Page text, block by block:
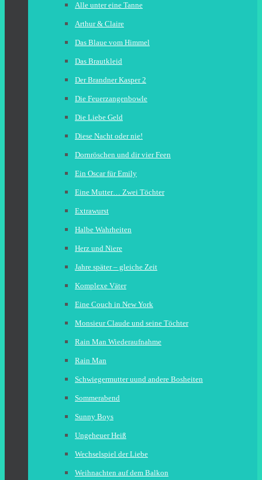
Alle unter eine Tanne
Arthur & Claire
Das Blaue vom Himmel
Das Brautkleid
Der Brandner Kasper 2
Die Feuerzangenbowle
Die Liebe Geld
Diese Nacht oder nie!
Dornröschen und dir vier Feen
Ein Oscar für Emily
Eine Mutter… Zwei Töchter
Extrawurst
Halbe Wahrheiten
Herz und Niere
Jahre später – gleiche Zeit
Komplexe Väter
Eine Couch in New York
Monsieur Claude und seine Töchter
Rain Man Wiederaufnahme
Rain Man
Schwiegermutter uund andere Bosheiten
Sommerabend
Sunny Boys
Ungeheuer Heiß
Wechselspiel der Liebe
Weihnachten auf dem Balkon